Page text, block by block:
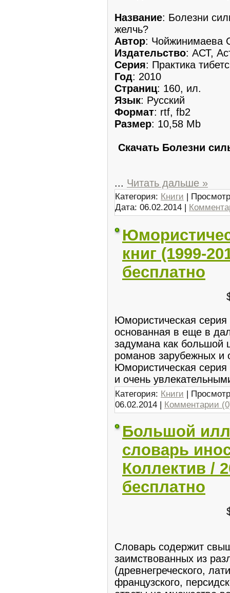
Название: Болезни
желчь?
Автор: Чойжинимаева
Издательство: АСТ,
Серия: Практика
Год: 2010
Страниц: 160, ил.
Язык: Русский
Формат: rtf, fb2
Размер: 10,58 Mb
Скачать Болезни
... Читать дальше »
Категория: Книги |
Дата: 06.02.2014 |
книг (1999-
бесплатно
Юмористическая
основанная в еще в
задумана как большой
романов зарубежных и
Юмористическая
и очень
Категория: Книги |
06.02.2014 | Комментарии
Большой
словарь
Коллектив /
бесплатно
Словарь содержит
заимствованных из
(древнегреческого,
французского,